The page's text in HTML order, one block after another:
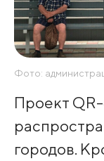
Фото:
Проект
городов.